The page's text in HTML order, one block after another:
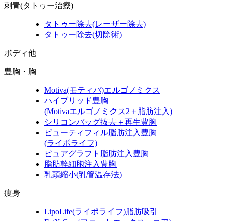
刺青(タトゥー治療)
タトゥー除去(レーザー除去)
タトゥー除去(切除術)
ボディ他
豊胸・胸
Motiva(モティバ)エルゴノミクス
ハイブリッド豊胸
(Motivaエルゴノミクス2＋脂肪注入)
シリコンバッグ抜去＋再生豊胸
ビューティフィル脂肪注入豊胸
(ライポライフ)
ピュアグラフト脂肪注入豊胸
脂肪幹細胞注入豊胸
乳頭縮小(乳管温存法)
痩身
LipoLife(ライポライフ)脂肪吸引